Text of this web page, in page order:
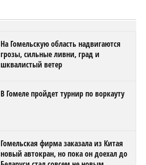
На Гомельскую область надвигаются
грозы, сильные ливни, град и
шквалистый ветер
В Гомеле пройдет турнир по воркауту
Гомельская фирма заказала из Китая
новый автокран, но пока он доехал до